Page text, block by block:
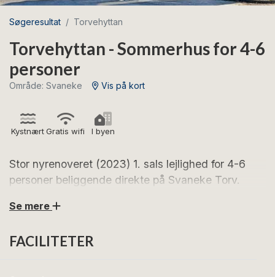
Søgeresultat Torvehyttan
Torvehyttan - Sommerhus for 4-6
personer
Område: Svaneke Vis på kort
KystnærtGratis wifi I byen
Stor nyrenoveret (2023) 1. sals lejlighed for 4-6
personer beliggende direkte på Svaneke Torv.
Torvehyttan ligger direkte på Svaneke Torv med det
med flot indretning og smukke bjælker under loftet.
Se mere
FACILITETER